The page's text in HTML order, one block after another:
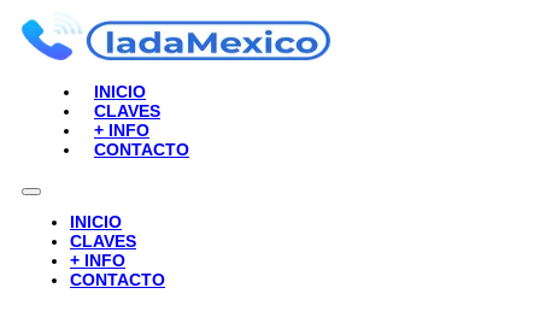
INICIO
CLAVES
+ INFO
CONTACTO
INICIO
CLAVES
+ INFO
CONTACTO